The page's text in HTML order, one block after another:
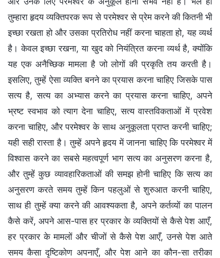
तुम्हारा हृदय व्यक्तिपरक रूप से परमेश्वर से प्रेम करने की कितनी भी
इच्छा रखता हो और उसका प्रतिरोध नहीं करना चाहता हो, यह व्यर्थ
है। केवल इच्छा रखना, या खुद को नियंत्रित करना व्यर्थ है, क्योंकि
यह एक अनैच्छिक मामला है जो लोगों की प्रकृति तय करती है।
इसलिए, तुम्हें ऐसा व्यक्ति बनने का प्रयास करना चाहिए जिसके पास
सत्य है, सत्य का अभ्यास करने का प्रयास करना चाहिए, अपने
भ्रष्ट स्वभाव को त्याग देना चाहिए, सत्य वास्तविकताओं में प्रवेश
करना चाहिए, और परमेश्वर के साथ अनुकूलता प्राप्त करनी चाहिए;
यही सही रास्ता है। तुम्हें अपने हृदय में जानना चाहिए कि परमेश्वर में
विश्वास करने का सबसे महत्वपूर्ण भाग सत्य का अनुसरण करना है,
और तुम्हें कुछ व्यावहारिकताओं की समझ होनी चाहिए कि सत्य का
अनुसरण करते समय तुम्हें किन पहलुओं से शुरुआत करनी चाहिए,
साथ ही तुम्हें क्या करने की आवश्यकता है, अपने कर्तव्यों का पालन
कैसे करें, अपने आस-पास हर प्रकार के व्यक्तियों से कैसे पेश आएँ,
हर प्रकार के मामलों और चीजों से कैसे पेश आएँ, उनसे पेश आते
समय कैसा दृष्टिकोण अपनाएँ, और पेश आने का कौन-सा तरीका